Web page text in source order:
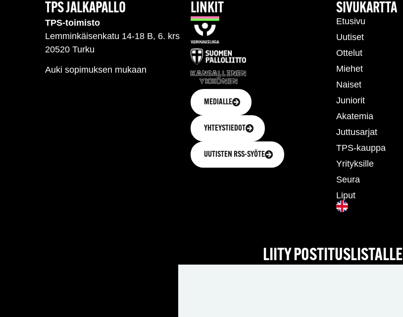
TPS JALKAPALLO
TPS-toimisto
Lemminkäisenkatu 14-18 B, 6. krs
20520 Turku
Auki sopimuksen mukaan
LINKIT
MEDIALLE
YHTEYSTIEDOT
UUTISTEN RSS-SYÖTE
SIVUKARTTA
Etusivu
Uutiset
Ottelut
Miehet
Naiset
Juniorit
Akatemia
Juttusarjat
TPS-kauppa
Yrityksille
Seura
Liput
LIITY POSTITUSLISTALLE